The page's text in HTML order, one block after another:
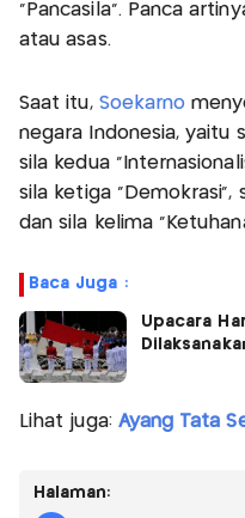
“Pancasila”. Panca
atau asas.
Saat itu, Soekarno
negara Indonesia, yaitu
sila kedua
sila ketiga “Demokrasi”,
dan sila kelima
Baca Juga :
Upacara
Lihat juga: Ayang Tata
Halaman: